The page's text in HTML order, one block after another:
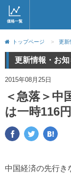
価格一覧
ホーム
取引会社
コラム・レポ
ツイッタ
トップページ > 更新
更新情報・お
2015年08月25日
＜急落＞中
は一時116
中国経済の先行き